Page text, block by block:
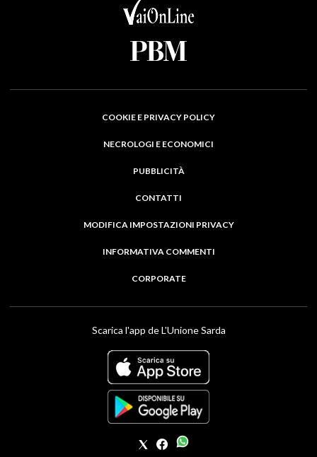
COOKIE E PRIVACY POLICY
NECROLOGI E ECONOMICI
PUBBLICITÀ
CONTATTI
MODIFICA IMPOSTAZIONI PRIVACY
INFORMATIVA COMMENTI
CORPORATE
Scarica l'app de L'Unione Sarda